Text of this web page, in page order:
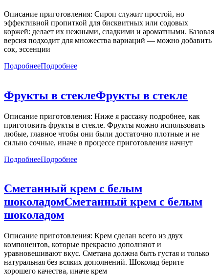
Описание приготовления: Сироп служит простой, но
эффективной пропиткой для бисквитных или содовых
коржей: делает их нежными, сладкими и ароматными. Базовая
версия подходит для множества вариаций — можно добавить
сок, эссенции
ПодробнееПодробнее
Фрукты в стеклеФрукты в стекле
Описание приготовления: Ниже я рассажу подробнее, как
приготовить фрукты в стекле. Фрукты можно использовать
любые, главное чтобы они были достаточно плотные и не
сильно сочные, иначе в процессе приготовления начнут
ПодробнееПодробнее
Сметанный крем с белым
шоколадомСметанный крем с белым
шоколадом
Описание приготовления: Крем сделан всего из двух
компонентов, которые прекрасно дополняют и
уравновешивают вкус. Сметана должна быть густая и только
натуральная без всяких дополнений. Шоколад берите
хорошего качества, иначе крем